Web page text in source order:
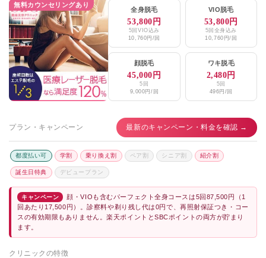
無料カウンセリングあり
全身脱毛
53,800円
5回VIO込み
10,760円/回
VIO脱毛
53,800円
5回全身込み
10,760円/回
顔脱毛
45,000円
5回
9,000円/回
ワキ脱毛
2,480円
5回
496円/回
プラン・キャンペーン 最新のキャンペーン・料金を確認 →
都度払い可 学割 乗り換え割 ペア割 シニア割 紹介割
誕生日特典 デビュープラン
キャンペーン
顔・VIOも含むパーフェクト全身コースは5回87,500円（1
回あたり17,500円）。診察料や剃り残し代は0円で、再照射保証つき・コー
スの有効期限もありません。楽天ポイントとSBCポイントの両方が貯まり
ます。
クリニックの特徴